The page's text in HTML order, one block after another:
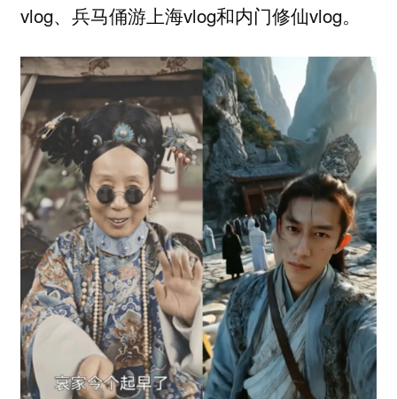
vlog、兵马俑游上海vlog和内门修仙vlog。